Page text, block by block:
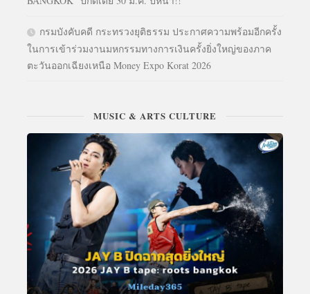
กรมบังคับคดี กระทรวงยุติธรรม ประกาศความพร้อมอีกครั้ง
ในการเข้าร่วมงานมหกรรมทางการเงินครั้งยิ่งใหญ่ของภาค
ตะวันออกเฉียงเหนือ Money Expo Korat 2026
MUSIC & ARTS CULTURE